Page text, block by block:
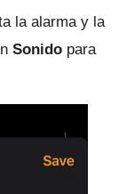
la alarma y la
Sonido para